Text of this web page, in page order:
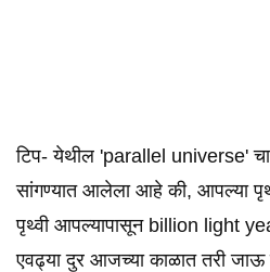
टिप- येथील 'parallel universe' चा
सांगण्यात आलेला आहे की, आपल्या
पृथ्वी आपल्यापासून billion light
एवढ्या दुर आजच्या काळात तरी